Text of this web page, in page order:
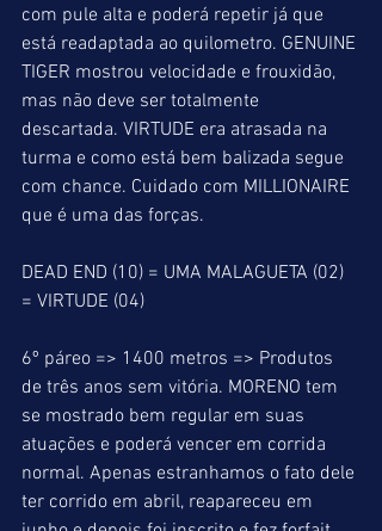
com pule alta e poderá repetir já que
está readaptada ao quilometro. GENUINE
TIGER mostrou velocidade e frouxidão,
mas não deve ser totalmente
descartada. VIRTUDE era atrasada na
turma e como está bem balizada segue
com chance. Cuidado com MILLIONAIRE
que é uma das forças.
DEAD END (10) = UMA MALAGUETA (02)
= VIRTUDE (04)
6º páreo => 1400 metros => Produtos
de três anos sem vitória. MORENO tem
se mostrado bem regular em suas
atuações e poderá vencer em corrida
normal. Apenas estranhamos o fato dele
ter corrido em abril, reapareceu em